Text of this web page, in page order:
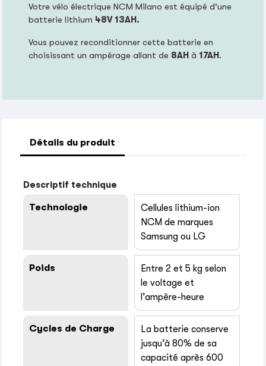
Votre vélo électrique NCM Milano est équipé d'une
batterie lithium 48V 13AH.
Vous pouvez reconditionner cette batterie en
choisissant un ampérage allant de 8AH à 17AH.
Détails du produit
Descriptif technique
Technologie
Cellules lithium-ion
NCM de marques
Samsung ou LG
Poids
Entre 2 et 5 kg selon
le voltage et
l’ampère-heure
Cycles de Charge
La batterie conserve
jusqu’à 80% de sa
capacité après 600